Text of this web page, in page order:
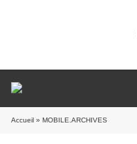
Accueil » MOBILE.ARCHIVES